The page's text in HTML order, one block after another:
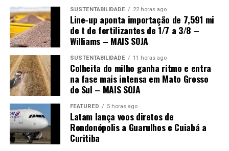
SUSTENTABILIDADE 22 horas ago
Line-up aponta importação de 7,591 mi
de t de fertilizantes de 1/7 a 3/8 –
Williams – MAIS SOJA
SUSTENTABILIDADE 11 horas ago
Colheita do milho ganha ritmo e entra
na fase mais intensa em Mato Grosso
do Sul – MAIS SOJA
FEATURED 5 horas ago
Latam lança voos diretos de
Rondonópolis a Guarulhos e Cuiabá a
Curitiba